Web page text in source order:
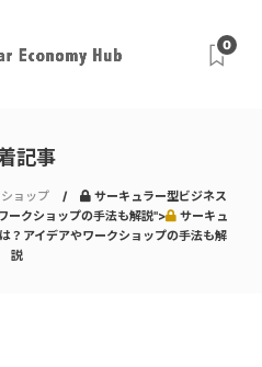
0
記事
ョップ
サーキュラー型ビジネス
ークショップの手法も解説">
サーキュ
？アイデアやワークショップの手法も解
説